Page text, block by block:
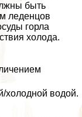
быть
леденцов
горла
холода.
холодной водой.